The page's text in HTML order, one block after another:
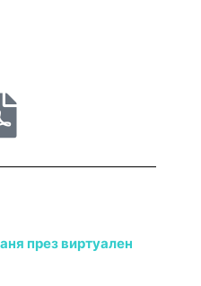
през виртуален